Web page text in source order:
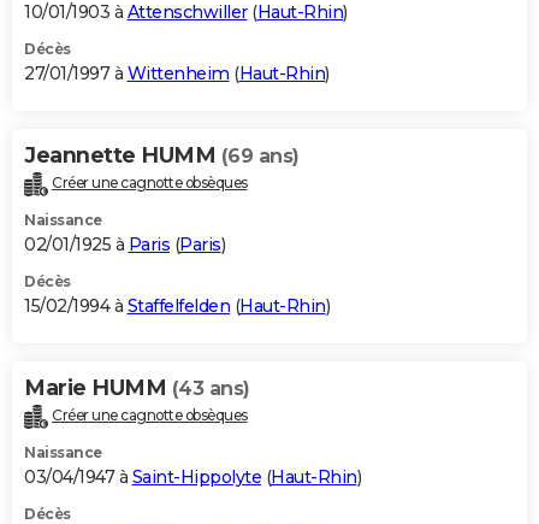
10/01/1903 à Attenschwiller(Haut-Rhin)
Décès
27/01/1997 à Wittenheim (Haut-Rhin)
Jeannette HUMM (69 ans)
Créer une cagnotte obsèques
Naissance
02/01/1925 à Paris (Paris)
Décès
15/02/1994 à Staffelfelden (Haut-Rhin)
Marie HUMM (43 ans)
Créer une cagnotte obsèques
Naissance
03/04/1947 à Saint-Hippolyte (Haut-Rhin)
Décès